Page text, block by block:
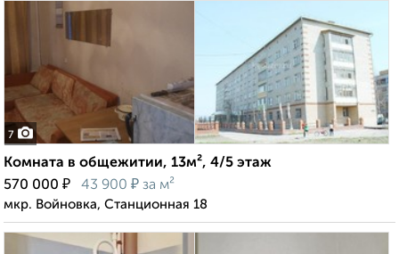
7
Комната в общежитии, 13м², 4/5 этаж
570 000 ₽ 43 900 ₽ за м²
мкр. Войновка, Станционная 18